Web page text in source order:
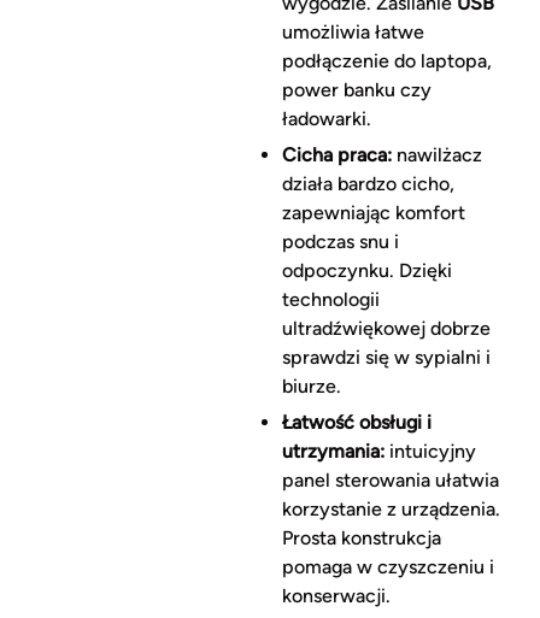
umożliwia łatwe
podłączenie do laptopa,
power banku czy
ładowarki.
Cicha praca:nawilżacz
działa bardzo cicho,
zapewniając komfort
podczas snu i
odpoczynku. Dzięki
technologii
ultradźwiękowej dobrze
sprawdzi się w sypialni i
biurze.
Łatwość obsługi i
utrzymania:intuicyjny
panel sterowania ułatwia
korzystanie z urządzenia.
Prosta konstrukcja
pomaga w czyszczeniu i
konserwacji.